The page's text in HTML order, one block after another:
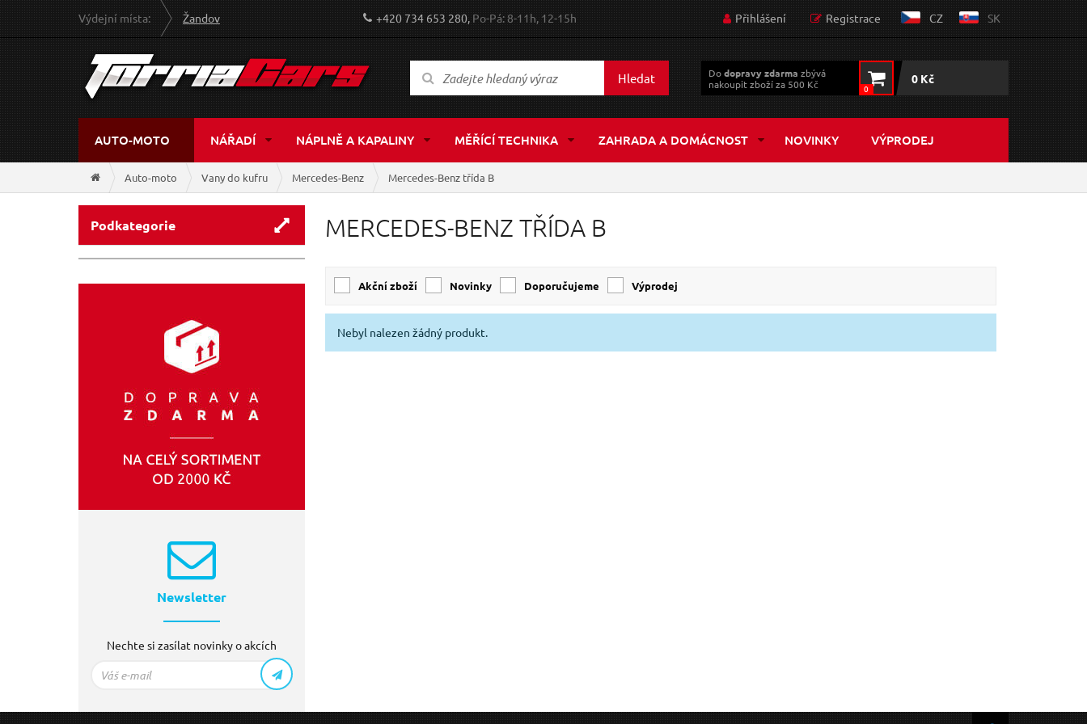
Výdejní místa: Žandov +420 734 653 280,Po-Pá: 8-11h, 12-15h Přihlášení Registrace CZ SK
Hledat Dodopravy zdarma zbývá
nakoupit zboží za 500 Kč
0
0 Kč
AUTO-MOTO NÁŘADÍ NÁPLNĚ A KAPALINY MĚŘÍCÍ TECHNIKA ZAHRADA A DOMÁCNOST NOVINKY VÝPRODEJ
Auto-moto Vany do kufru Mercedes-Benz Mercedes-Benz třída B
Podkategorie
Newsletter
Nechte si zasílat novinky o akcích
MERCEDES-BENZ TŘÍDA B
Akční zboží Novinky Doporučujeme Výprodej
Nebyl nalezen žádný produkt.